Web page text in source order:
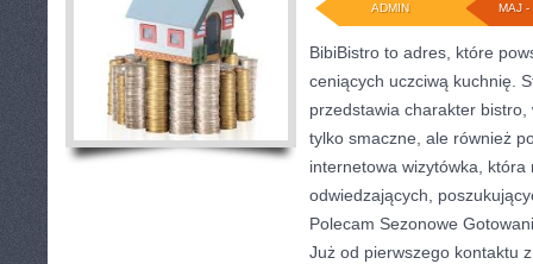
MAJ -
ADMIN
BibiBistro to adres, które
ceniących uczciwą kuchnię.
przedstawia charakter
tylko smaczne, ale również
internetowa wizytówka,
odwiedzających,
Polecam Sezonowe
Już od pierwszego kontaktu